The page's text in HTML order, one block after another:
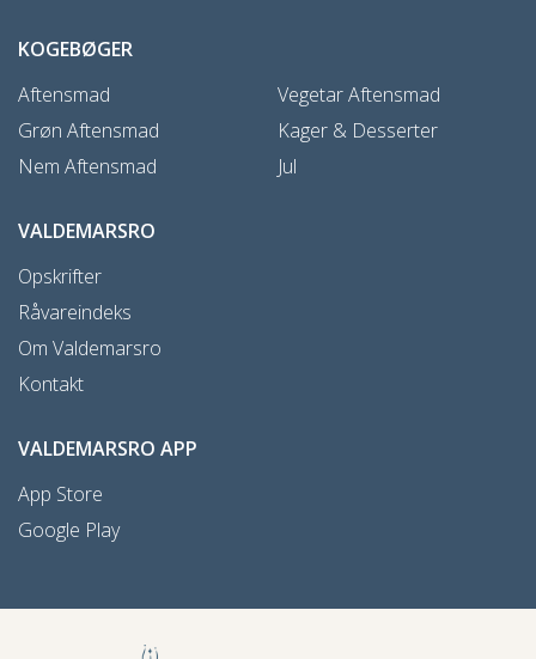
KOGEBØGER
Aftensmad
Grøn Aftensmad
Nem Aftensmad
Vegetar Aftensmad
Kager & Desserter
Jul
VALDEMARSRO
Opskrifter
Råvareindeks
Om Valdemarsro
Kontakt
VALDEMARSRO APP
App Store
Google Play